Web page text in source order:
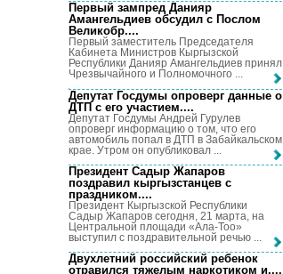
Первый зампред Данияр
Амангельдиев обсудил с Послом
Великобр....
Первый заместитель Председателя
Кабинета Министров Кыргызской
Республики Данияр Амангельдиев принял
Чрезвычайного и Полномочного ...
Депутат Госдумы опроверг данные о
ДТП с его участием....
Депутат Госдумы Андрей Гурулев
опроверг информацию о том, что его
автомобиль попал в ДТП в Забайкальском
крае. Утром он опубликовал ...
Президент Садыр Жапаров
поздравил кыргызстанцев с
праздником....
Президент Кыргызской Республики
Садыр Жапаров сегодня, 21 марта, на
Центральной площади «Ала-Тоо»
выступил с поздравительной речью ...
Двухлетний российский ребенок
отравился тяжелым наркотиком и....